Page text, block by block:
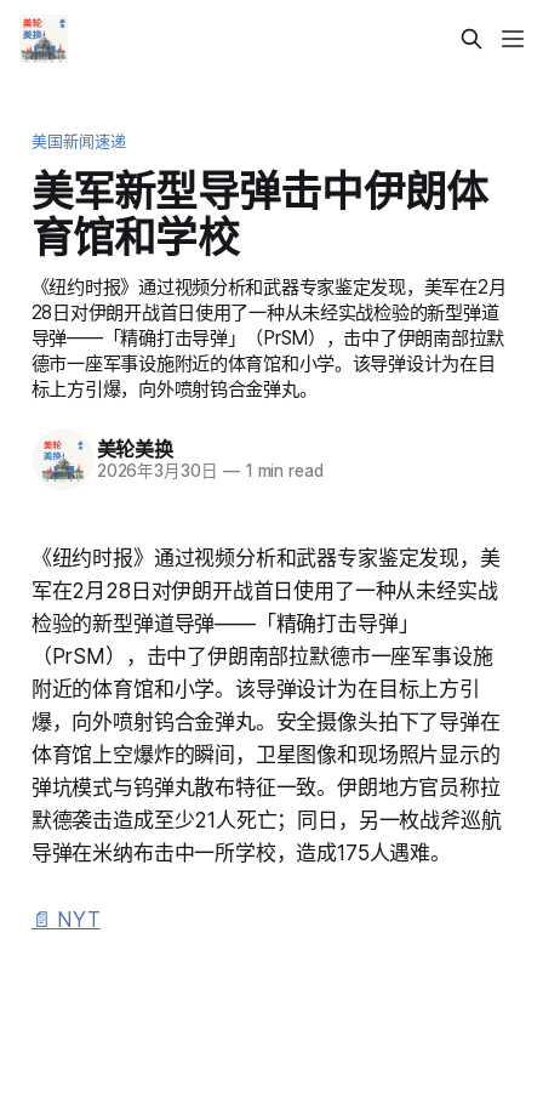
美国新闻速递
美军新型导弹击中伊朗体
育馆和学校
《纽约时报》通过视频分析和武器专家鉴定发现，美军在2月
28日对伊朗开战首日使用了一种从未经实战检验的新型弹道
导弹——「精确打击导弹」（PrSM），击中了伊朗南部拉默
德市一座军事设施附近的体育馆和小学。该导弹设计为在目
标上方引爆，向外喷射钨合金弹丸。
美轮美换
2026年3月30日 —1 min read
《纽约时报》通过视频分析和武器专家鉴定发现，美
军在2月28日对伊朗开战首日使用了一种从未经实战
检验的新型弹道导弹——「精确打击导弹」
（PrSM），击中了伊朗南部拉默德市一座军事设施
附近的体育馆和小学。该导弹设计为在目标上方引
爆，向外喷射钨合金弹丸。安全摄像头拍下了导弹在
体育馆上空爆炸的瞬间，卫星图像和现场照片显示的
弹坑模式与钨弹丸散布特征一致。伊朗地方官员称拉
默德袭击造成至少21人死亡；同日，另一枚战斧巡航
导弹在米纳布击中一所学校，造成175人遇难。
📄 NYT